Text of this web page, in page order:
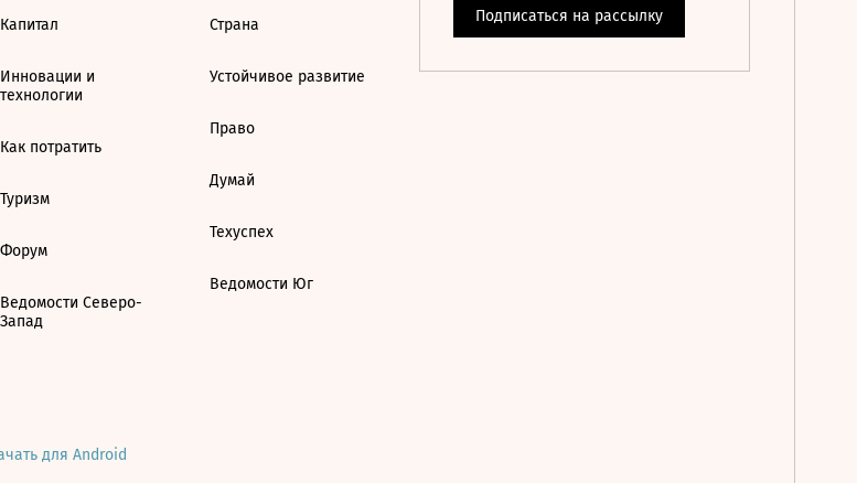
Капитал
Инновации и
технологии
Как потратить
Туризм
Форум
Ведомости Северо-
Запад
Страна
Устойчивое развитие
Право
Думай
Техуспех
Ведомости Юг
для Android